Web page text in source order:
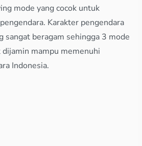
mode yang cocok untuk
Karakter pengendara
sangat beragam sehingga 3 mode
mampu memenuhi
Indonesia.